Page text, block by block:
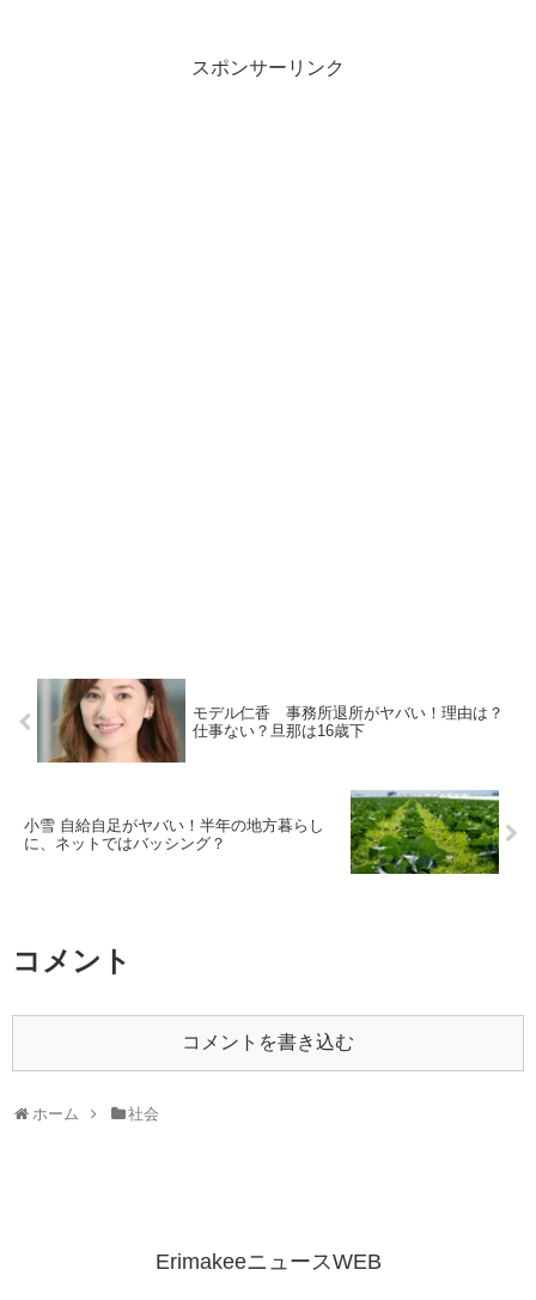
スポンサーリンク
モデル仁香 事務所退所がヤバい！理由は？
仕事ない？旦那は16歳下
小雪 自給自足がヤバい！半年の地方暮らし
に、ネットではバッシング？
コメント
コメントを書き込む
ホーム 社会
ErimakeeニュースWEB